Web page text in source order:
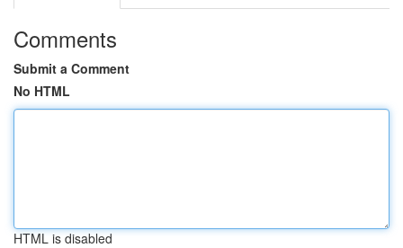
Comments
Submit a Comment
No HTML
HTML is disabled